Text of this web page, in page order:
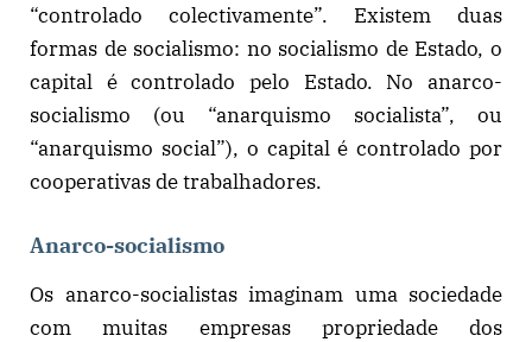
“controlado colectivamente”. Existem duas
formas de socialismo: no socialismo de Estado, o
capital é controlado pelo Estado. No anarco-
socialismo (ou “anarquismo socialista”, ou
“anarquismo social”), o capital é controlado por
cooperativas de trabalhadores.
Anarco-socialismo
Os anarco-socialistas imaginam uma sociedade
com muitas empresas propriedade dos